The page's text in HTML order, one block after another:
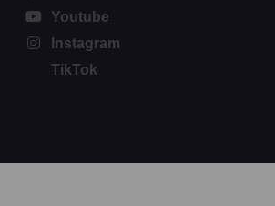
Youtube
Instagram
TikTok